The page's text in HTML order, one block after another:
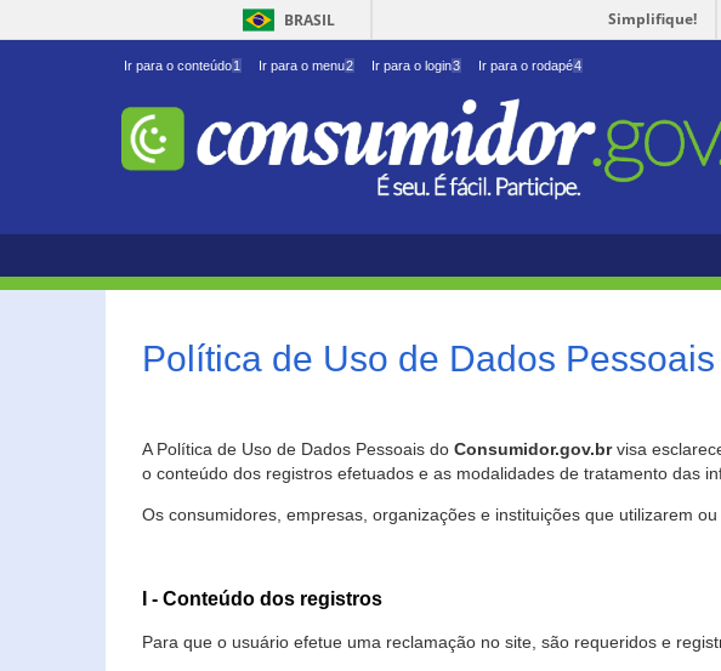
BRASIL Simplifique!
Ir para o conteúdo1 Ir para o menu2 Ir para o login3 Ir para o rodapé4
Política de Uso de Dados Pessoais
A Política de Uso de Dados Pessoais do Consumidor.gov.brvisa
o conteúdo dos registros efetuados e as modalidades de tratamento das
Os consumidores, empresas, organizações e instituições que utilizarem
I - Conteúdo dos registros
Para que o usuário efetue uma reclamação no site, são requeridos e